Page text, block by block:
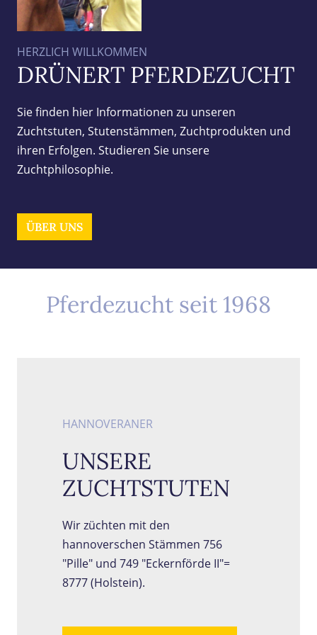
HERZLICH WILLKOMMEN
DRÜNERT PFERDEZUCHT
Sie finden hier Informationen zu unseren
Zuchtstuten, Stutenstämmen, Zuchtprodukten und
ihren Erfolgen. Studieren Sie unsere
Zuchtphilosophie.
ÜBER UNS
Pferdezucht seit 1968
HANNOVERANER
UNSERE
ZUCHTSTUTEN
Wir züchten mit den
hannoverschen Stämmen 756
"Pille" und 749 "Eckernförde II"=
8777 (Holstein).